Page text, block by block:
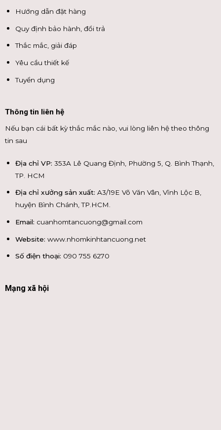
Hướng dẫn đặt hàng
Quy định bảo hành, đổi trả
Thắc mắc, giải đáp
Yêu cầu thiết kế
Tuyển dụng
Thông tin liên hệ
Nếu bạn cái bất kỳ thắc mắc nào, vui lòng liên hệ theo thông
tin sau
Địa chỉ VP: 353A Lê Quang Định, Phường 5, Q. Bình Thạnh,
TP. HCM
Địa chỉ xưởng sản xuất: A3/19E Võ Văn Vân, Vĩnh Lộc B,
huyện Bình Chánh, TP.HCM.
Email: cuanhomtancuong@gmail.com
Website: www.nhomkinhtancuong.net
Số điện thoại: 090 755 6270
Mạng xã hội